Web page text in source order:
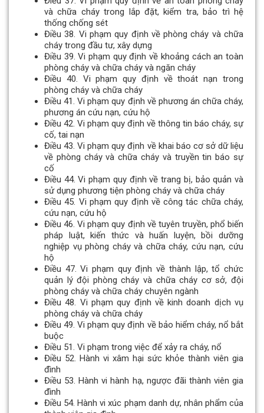
và chữa cháy trong lắp đặt, kiểm tra, bảo trì hệ
thống chống sét
Điều 38. Vi phạm quy định về phòng cháy và chữa
cháy trong đầu tư, xây dựng
Điều 39. Vi phạm quy định về khoảng cách an toàn
phòng cháy và chữa cháy và ngăn cháy
Điều 40. Vi phạm quy định về thoát nạn trong
phòng cháy và chữa cháy
Điều 41. Vi phạm quy định về phương án chữa cháy,
phương án cứu nạn, cứu hộ
Điều 42. Vi phạm quy định về thông tin báo cháy, sự
cố, tai nạn
Điều 43. Vi phạm quy định về khai báo cơ sở dữ liệu
về phòng cháy và chữa cháy và truyền tin báo sự
cố
Điều 44. Vi phạm quy định về trang bị, bảo quản và
sử dụng phương tiện phòng cháy và chữa cháy
Điều 45. Vi phạm quy định về công tác chữa cháy,
cứu nạn, cứu hộ
Điều 46. Vi phạm quy định về tuyên truyền, phổ biến
pháp luật, kiến thức và huấn luyện, bồi dưỡng
nghiệp vụ phòng cháy và chữa cháy, cứu nạn, cứu
hộ
Điều 47. Vi phạm quy định về thành lập, tổ chức
quản lý đội phòng cháy và chữa cháy cơ sở, đội
phòng cháy và chữa cháy chuyên ngành
Điều 48. Vi phạm quy định về kinh doanh dịch vụ
phòng cháy và chữa cháy
Điều 49. Vi phạm quy định về bảo hiểm cháy, nổ bắt
buộc
Điều 51. Vi phạm trong việc để xảy ra cháy, nổ
Điều 52. Hành vi xâm hại sức khỏe thành viên gia
đình
Điều 53. Hành vi hành hạ, ngược đãi thành viên gia
đình
Điều 54. Hành vi xúc phạm danh dự, nhân phẩm của